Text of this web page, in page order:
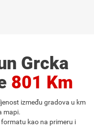
Grcka
801 Km
između gradova u km
mapi.
kao na primeru i